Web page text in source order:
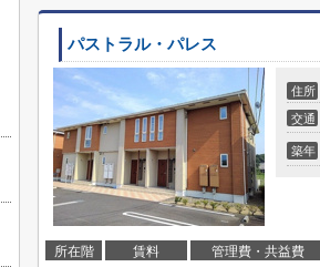
パストラル・パレス
住所
交通
築年
所在階 賃料 管理費・共益費